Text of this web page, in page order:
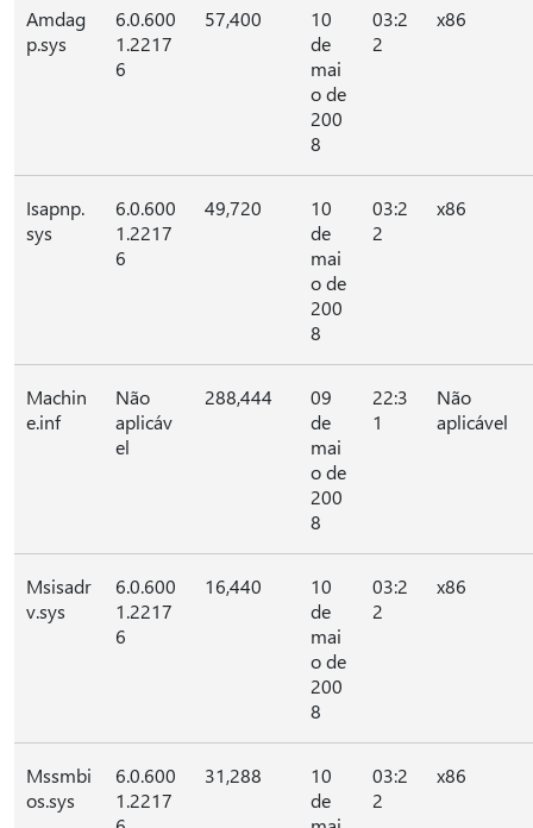
Amdag
p.sys
6.0.600
1.2217
6
57,400
10
de
mai
o de
200
8
03:2
2
x86
Isapnp.
sys
6.0.600
1.2217
6
49,720
10
de
mai
o de
200
8
03:2
2
x86
Machin
e.inf
Não
aplicáv
el
288,444
09
de
mai
o de
200
8
22:3
1
Não
aplicável
Msisadr
v.sys
6.0.600
1.2217
6
16,440
10
de
mai
o de
200
8
03:2
2
x86
Mssmbi
os.sys
6.0.600
1.2217
31,288
10
de
03:2
2
x86